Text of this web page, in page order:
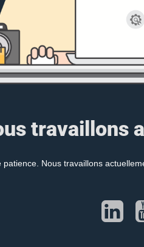
travaillons
patience. Nous travaillons